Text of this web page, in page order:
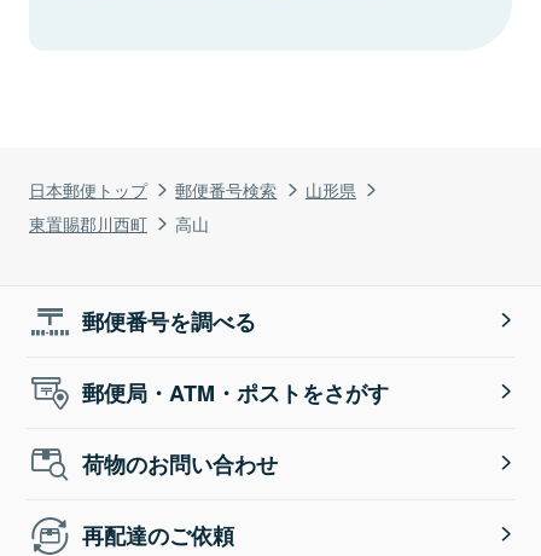
日本郵便トップ 郵便番号検索
山形県
東置賜郡川西町
高山
郵便番号を調べる
郵便局・ATM・ポストをさがす
荷物のお問い合わせ
再配達のご依頼